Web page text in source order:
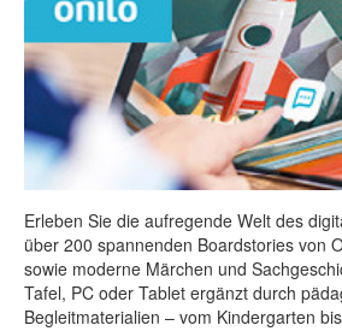
Erleben Sie die aufregende Welt des
über 200 spannenden Boardstories von
sowie moderne Märchen und
Tafel, PC oder Tablet ergänzt durch
Begleitmaterialien – vom Kindergarten